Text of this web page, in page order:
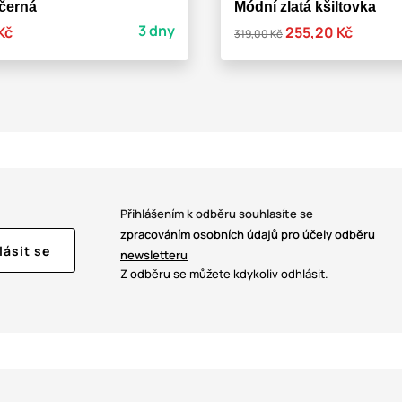
3 dny
Módní zlatá kšiltovka
319,00 Kč255,20 Kč
se
Přihlášením k odběru souhlasíte se
zpracováním osobních údajů pro účely odběru
newsletteru
Z odběru se můžete kdykoliv odhlásit.